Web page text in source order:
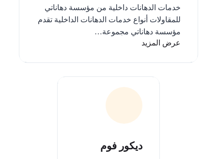
خدمات الدهانات داخلية من مؤسسة دهاناتي
للمقاولات أنواع خدمات الدهانات الداخلية تقدم
مؤسسة دهاناتي مجموعة…
عرض المزيد
ديكور فوم